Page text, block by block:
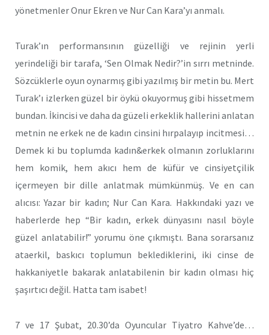
yönetmenler Onur Ekren ve Nur Can Kara’yı anmalı.
Turak’ın performansının güzelliği ve rejinin yerli
yerindeliği bir tarafa, ‘Sen Olmak Nedir?’in sırrı metninde.
Sözcüklerle oyun oynarmış gibi yazılmış bir metin bu. Mert
Turak’ı izlerken güzel bir öykü okuyormuş gibi hissetmem
bundan. İkincisi ve daha da güzeli erkeklik hallerini anlatan
metnin ne erkek ne de kadın cinsini hırpalayıp incitmesi…
Demek ki bu toplumda kadın&erkek olmanın zorluklarını
hem komik, hem akıcı hem de küfür ve cinsiyetçilik
içermeyen bir dille anlatmak mümkünmüş. Ve en can
alıcısı: Yazar bir kadın; Nur Can Kara. Hakkındaki yazı ve
haberlerde hep “Bir kadın, erkek dünyasını nasıl böyle
güzel anlatabilir!” yorumu öne çıkmıştı. Bana sorarsanız
ataerkil, baskıcı toplumun beklediklerini, iki cinse de
hakkaniyetle bakarak anlatabilenin bir kadın olması hiç
şaşırtıcı değil. Hatta tam isabet!
7 ve 17 Şubat, 20.30’da Oyuncular Tiyatro Kahve’de…